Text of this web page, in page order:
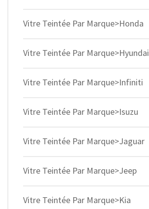
Vitre Teintée Par Marque>Honda
Vitre Teintée Par Marque>Hyundai
Vitre Teintée Par Marque>Infiniti
Vitre Teintée Par Marque>Isuzu
Vitre Teintée Par Marque>Jaguar
Vitre Teintée Par Marque>Jeep
Vitre Teintée Par Marque>Kia